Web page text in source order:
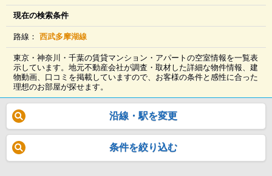
現在の検索条件
路線：西武多摩湖線
東京・神奈川・千葉の賃貸マンション・アパートの空室情報を一覧表
示しています。地元不動産会社が調査・取材した詳細な物件情報、建
物動画、口コミを掲載していますので、お客様の条件と感性に合った
理想のお部屋が探せます。
沿線・駅を変更
条件を絞り込む